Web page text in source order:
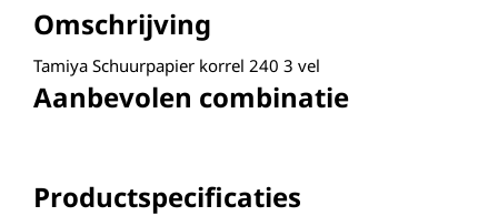
Omschrijving
Tamiya Schuurpapier korrel 240 3 vel
Aanbevolen combinatie
Productspecificaties